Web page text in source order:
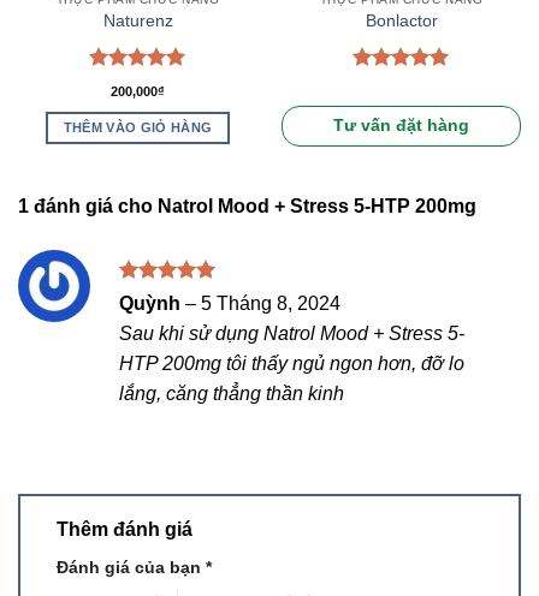
Naturenz
Được xếp
hạng
5 sao
200,000₫
THÊM VÀO GIỎ HÀNG
Bonlactor
hạng5.00
5 sao
Tư vấn đặt hàng
1 đánh giá cho Natrol Mood + Stress 5-HTP 200mg
Được xếp
hạng
sao
Quỳnh – 5 Tháng 8, 2024
Sau khi sử dụng Natrol Mood + Stress 5-
HTP 200mg tôi thấy ngủ ngon hơn, đỡ lo
lắng, căng thẳng thần kinh
Thêm đánh giá
Đánh giá của bạn *